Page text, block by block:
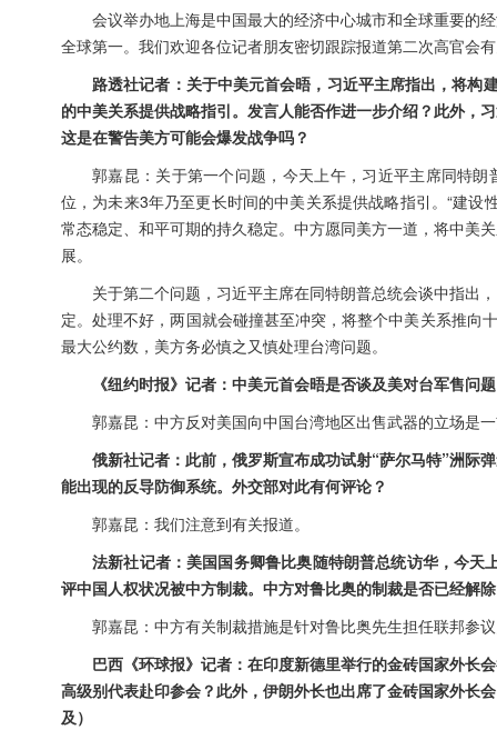
会议举办地上海是中国最大的经济中心城市和全球重要的
全球第一。我们欢迎各位记者朋友密切跟踪报道第二次高官会
路透社记者：关于中美元首会晤，习近平主席指出，将构
的中美关系提供战略指引。发言人能否作进一步介绍？此外，
这是在警告美方可能会爆发战争吗？
郭嘉昆：关于第一个问题，今天上午，习近平主席同特
位，为未来3年乃至更长时间的中美关系提供战略指引。“建
常态稳定、和平可期的持久稳定。中方愿同美方一道，将中美
展。
关于第二个问题，习近平主席在同特朗普总统会谈中指出
定。处理不好，两国就会碰撞甚至冲突，将整个中美关系推向
最大公约数，美方务必慎之又慎处理台湾问题。
《纽约时报》记者：中美元首会晤是否谈及美对台军售问
郭嘉昆：中方反对美国向中国台湾地区出售武器的立场是
俄新社记者：此前，俄罗斯宣布成功试射“萨尔马特”洲际
能出现的反导防御系统。外交部对此有何评论？
郭嘉昆：我们注意到有关报道。
法新社记者：美国国务卿鲁比奥随特朗普总统访华，今
评中国人权状况被中方制裁。中方对鲁比奥的制裁是否已经解
郭嘉昆：中方有关制裁措施是针对鲁比奥先生担任联邦参
巴西《环球报》记者：在印度新德里举行的金砖国家外长
高级别代表赴印参会？此外，伊朗外长也出席了金砖国家外长
及）